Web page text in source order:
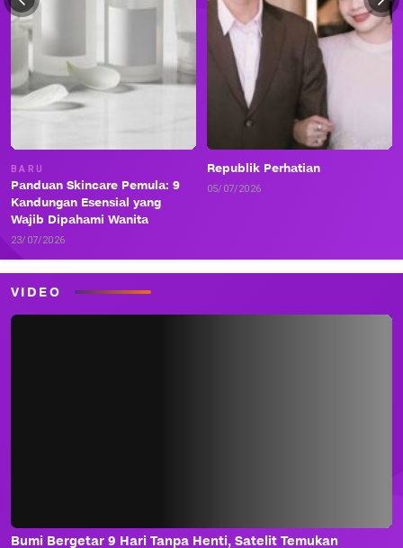
BARU
Panduan Skincare Pemula: 9
Kandungan Esensial yang
Wajib Dipahami Wanita
23/07/2026
Republik Perhatian
05/07/2026
VIDEO
Bumi Bergetar 9 Hari Tanpa Henti, Satelit Temukan